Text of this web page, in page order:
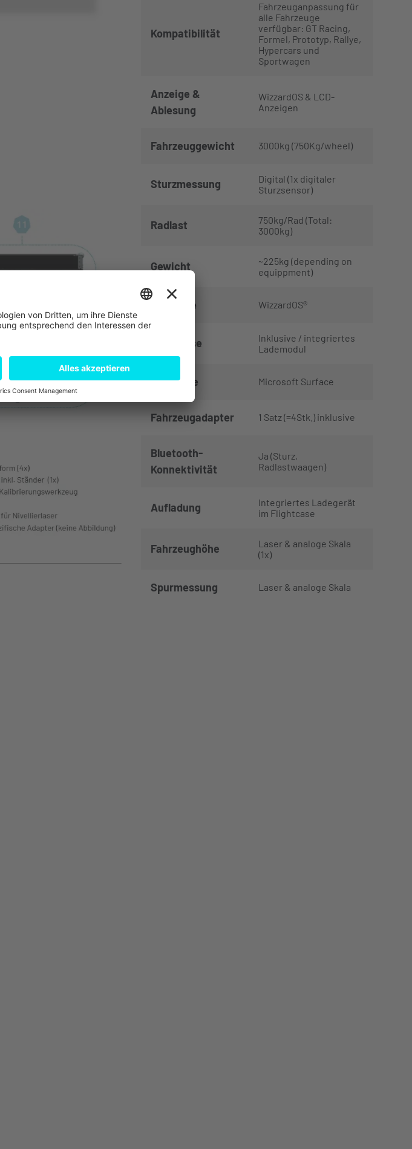
Kompatibilität
Fahrzeuganpassung für
alle Fahrzeuge
verfügbar: GT Racing,
Formel, Prototyp, Rallye,
Hypercars und
Sportwagen
Anzeige &
Ablesung
WizzardOS & LCD-
Anzeigen
Fahrzeuggewicht 3000kg (750Kg/wheel)
Sturzmessung
Digital (1x digitaler
Sturzsensor)
Radlast
750kg/Rad (Total:
3000kg)
Gewicht
~225kg (depending on
equippment)
Software WizzardOS®
Flightcase
Inklusive / integriertes
Lademodul
Hardware Microsoft Surface
Fahrzeugadapter 1 Satz (=4Stk.) inklusive
Bluetooth-
Konnektivität
Ja (Sturz,
Radlastwaagen)
Aufladung
Integriertes Ladegerät
im Flightcase
Fahrzeughöhe
Laser & analoge Skala
(1x)
Spurmessung Laser & analoge Skala